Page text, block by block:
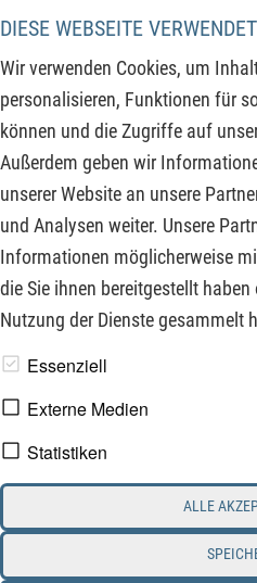
DIESE WEBSEITE
Wir verwenden Cookies, um
personalisieren, Funktionen für
können und die Zugriffe auf
Außerdem geben wir
unserer Website an unsere
und Analysen weiter. Unsere
Informationen möglicherweise
die Sie ihnen bereitgestellt
Nutzung der Dienste gesammelt
Essenziell
Externe Medien
Statistiken
ALLE
Drohnenunternehmen profitiert
Wachstumsmarkt für autonome
kämpft ein Dienstleister aus
Gewinnwarnung an einem
der verbleibenden Anleger.
Marktbericht, wo lukrative
das Risiko eines fallenden
www.derfinanzinvestor.de - © 2026
Datenschutz
Interessenskonflikt & Risikohinweis
Nutzungsbedingungen